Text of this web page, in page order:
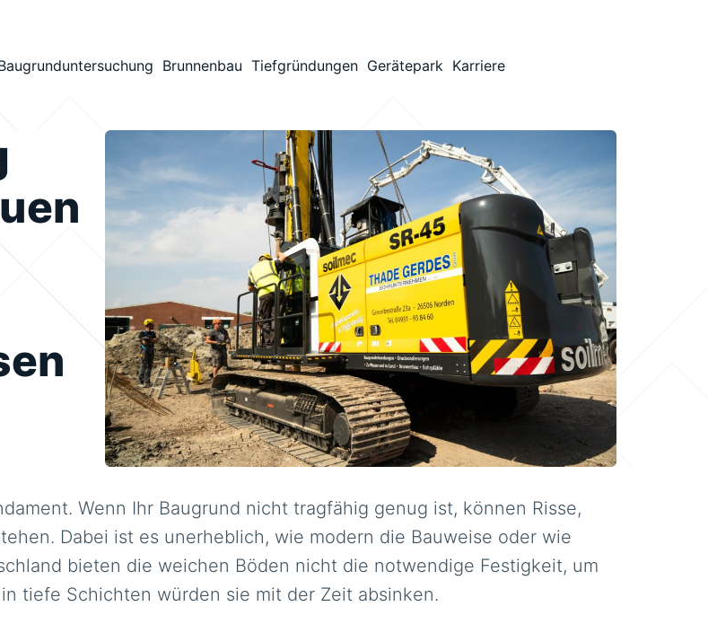
Brunnenbau Tiefgründungen Gerätepark Karriere
Wenn Ihr Baugrund nicht tragfähig genug ist, können Risse,
Dabei ist es unerheblich, wie modern die Bauweise oder wie
bieten die weichen Böden nicht die notwendige Festigkeit, um
tiefe Schichten würden sie mit der Zeit absinken.